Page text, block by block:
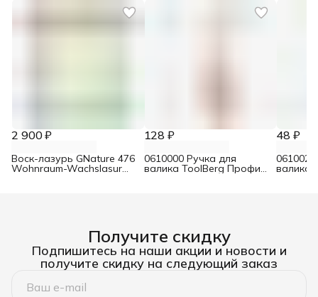
2 900 ₽
Воск-лазурь GNature 476
Wohnraum-Wachslasur
128 ₽
0610000 Ручка для
валика ToolBerg Профи
48 ₽
валика
Получите скидку
Подпишитесь на наши акции и новости и
получите скидку на следующий заказ